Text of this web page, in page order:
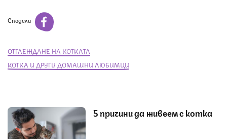
Сподели
ОТГЛЕЖДАНЕ НА КОТКАТА
КОТКА И ДРУГИ ДОМАШНИ ЛЮБИМЦИ
5 причини да живеем с котка